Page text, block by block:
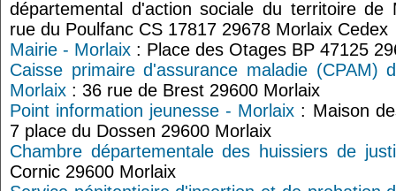
départemental d'action sociale du territoire de
rue du Poulfanc CS 17817 29678 Morlaix Cedex
Mairie - Morlaix : Place des Otages BP 47125
Caisse primaire d'assurance maladie (CPAM)
Morlaix : 36 rue de Brest 29600 Morlaix
Point information jeunesse - Morlaix : Maison
7 place du Dossen 29600 Morlaix
Chambre départementale des huissiers de
Cornic 29600 Morlaix